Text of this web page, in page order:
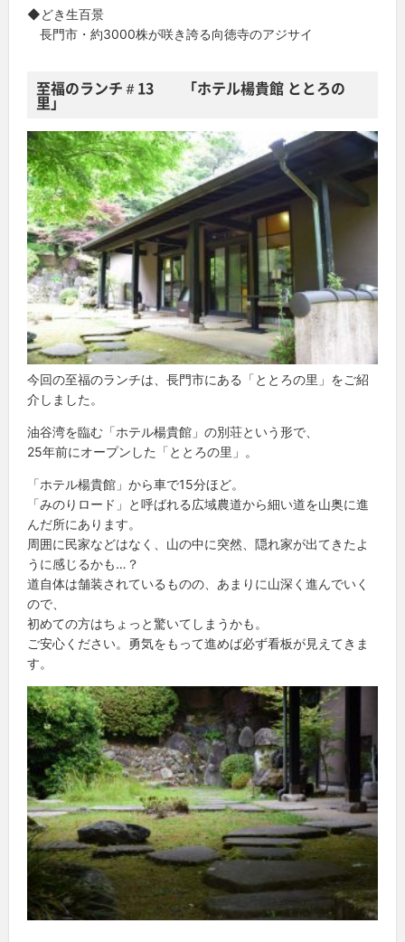
◆どき生百景
長門市・約3000株が咲き誇る向徳寺のアジサイ
至福のランチ＃13 「ホテル楊貴館 ととろの
里」
今回の至福のランチは、長門市にある「ととろの里」をご紹
介しました。
油谷湾を臨む「ホテル楊貴館」の別荘という形で、
25年前にオープンした「ととろの里」。
「ホテル楊貴館」から車で15分ほど。
「みのりロード」と呼ばれる広域農道から細い道を山奥に進
んだ所にあります。
周囲に民家などはなく、山の中に突然、隠れ家が出てきたよ
うに感じるかも…？
道自体は舗装されているものの、あまりに山深く進んでいく
ので、
初めての方はちょっと驚いてしまうかも。
ご安心ください。勇気をもって進めば必ず看板が見えてきま
す。